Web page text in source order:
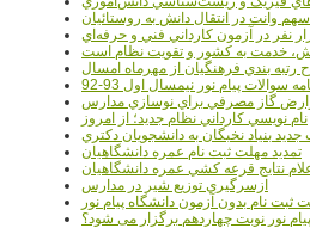
سهم وانت در انتقال دانش به روستائيان
خدمت به کشور و تقويت نظام است
رتبه بندي فرهنگيان از مهرماه امسال
سوالات پیام نور نیمسال اول 93-92
نام نويسي کارداني نظام جديد؛ از امروز
جديد بنياد نخبگان به دانشجويان دکتري
تمديد مهلت ثبت نام عمره دانشگاهيان
نتايج قرعه کشي عمره دانشگاهيان
ازسرگيري توزيع شير در مدارس
ثبت نام بدون آزمون دانشگاه پیام نور
نور نوبت چهاردهم برگزار می شود؟